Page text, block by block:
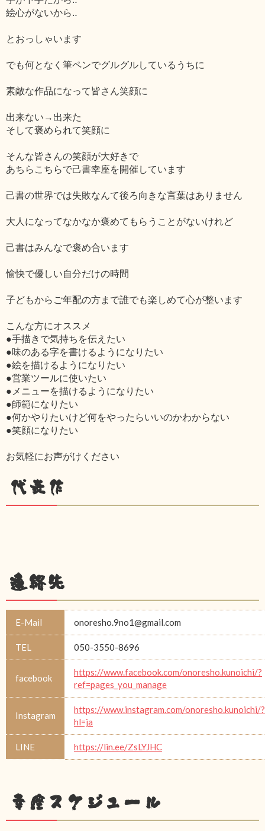
絵心がないから‥
とおっしゃいます
でも何となく筆ペンでグルグルしているうちに
素敵な作品になって皆さん笑顔に
出来ない→出来た
そして褒められて笑顔に
そんな皆さんの笑顔が大好きで
あちらこちらで己書幸座を開催しています
己書の世界では失敗なんて後ろ向きな言葉はありません
大人になってなかなか褒めてもらうことがないけれど
己書はみんなで褒め合います
愉快で優しい自分だけの時間
子どもからご年配の方まで誰でも楽しめて心が整います
こんな方にオススメ
●手描きで気持ちを伝えたい
●味のある字を書けるようになりたい
●絵を描けるようになりたい
●営業ツールに使いたい
●メニューを描けるようになりたい
●師範になりたい
●何かやりたいけど何をやったらいいのかわからない
●笑顔になりたい
お気軽にお声がけください
代表作
連絡先
E-Mail onoresho.9no1@gmail.com
TEL 050-3550-8696
facebook
https://www.facebook.com/onoresho.kunoichi/?
ref=pages_you_manage
Instagram
https://www.instagram.com/onoresho.kunoichi/?
hl=ja
LINE https://lin.ee/ZsLYJHC
幸座スケジュール